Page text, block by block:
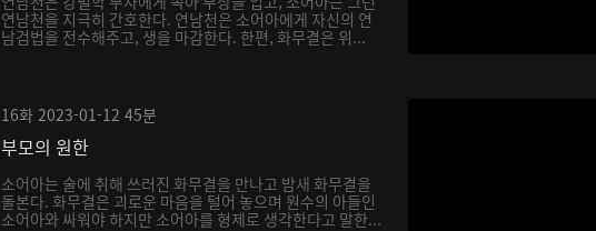
연남천을 지극히 간호한다. 연남천은 소어아에게 자신의 연
남검법을 전수해주고, 생을 마감한다. 한편, 화무결은 위...
16화 2023-01-12 45분
부모의 원한
소어아는 술에 취해 쓰러진 화무결을 만나고 밤새 화무결을
돌본다. 화무결은 괴로운 마음을 털어 놓으며 원수의 아들인
소어아와 싸워야 하지만 소어아를 형제로 생각한다고 말한...